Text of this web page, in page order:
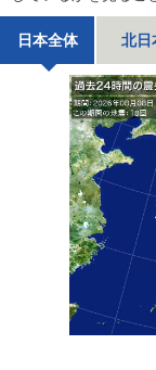
日本全体 北日